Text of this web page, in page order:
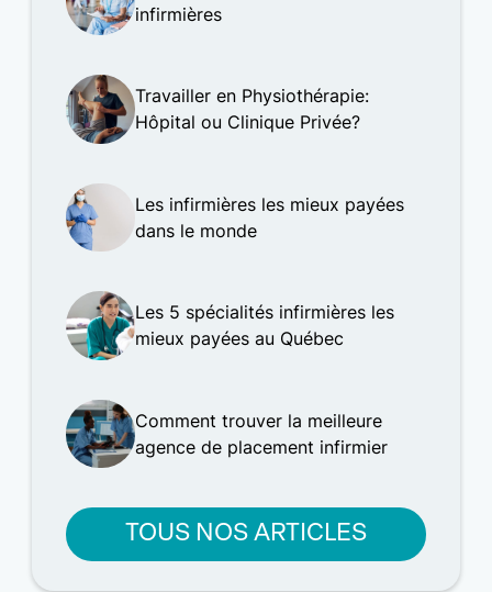
infirmières
Travailler en Physiothérapie:
Hôpital ou Clinique Privée?
Les infirmières les mieux payées
dans le monde
Les 5 spécialités infirmières les
mieux payées au Québec
Comment trouver la meilleure
agence de placement infirmier
TOUS NOS ARTICLES